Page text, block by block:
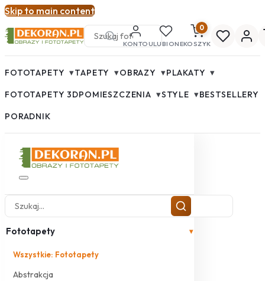
Skip to main content
KONTOULUBIONE
0
KOSZYK
FOTOTAPETY ▾TAPETY ▾OBRAZY ▾PLAKATY ▾
FOTOTAPETY 3DPOMIESZCZENIA ▾STYLE ▾BESTSELLERY
PORADNIK
Fototapety ▾
Wszystkie: Fototapety
Abstrakcja